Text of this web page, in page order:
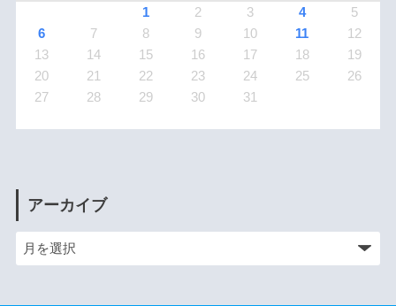
1 2 3 4
5
6
7 8 9 10 11
12
13
14 15 16 17 18
19
20
21 22 23 24 25
26
27
28 29 30 31
アーカイブ